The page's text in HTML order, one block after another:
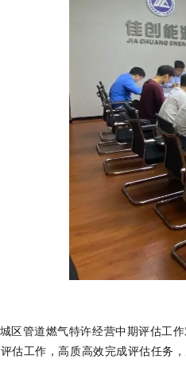
区管道燃气特许经营中期评估工
估工作，高质高效完成评估任务